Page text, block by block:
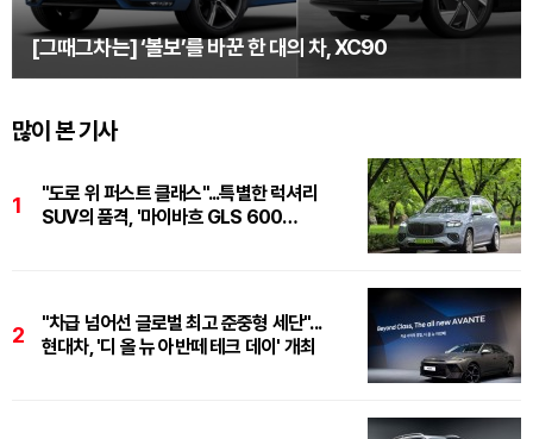
[그때그차는] ‘볼보’를 바꾼 한 대의 차, XC90
많이 본 기사
1
"도로 위 퍼스트 클래스"...특별한 럭셔리
SUV의 품격, '마이바흐 GLS 600
2
"차급 넘어선 글로벌 최고 준중형 세단"...
현대차, '디 올 뉴 아반떼 테크 데이' 개최